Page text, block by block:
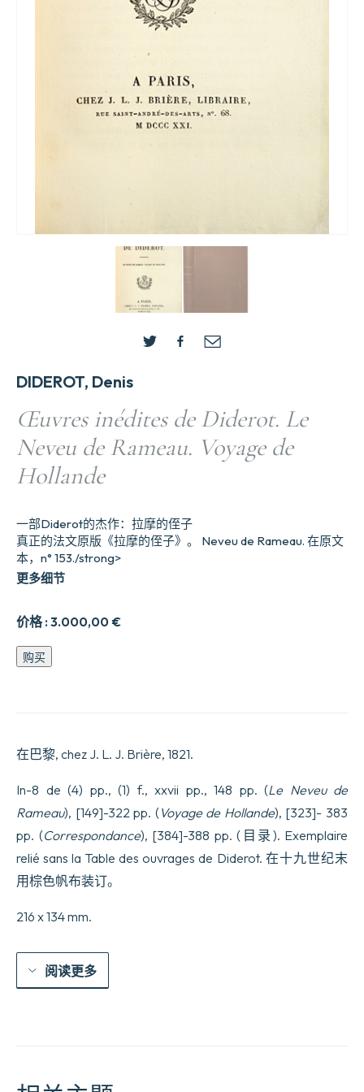
DIDEROT, Denis
Œuvres inédites de Diderot. Le
Neveu de Rameau. Voyage de
Hollande
价格 :3.000,00 €
一部Diderot的杰作：拉摩的侄子
真正的法文原版《拉摩的侄子》。 Neveu de Rameau. 在原文
本，n° 153./strong>
更多细节
0uvres
inédites
Rameau.
de
Hollande
数
量
购买
在巴黎, chez J. L. J. Brière, 1821.
In-8 de (4) pp., (1) f., xxvii pp., 148 pp. (Le Neveu de
Rameau), [149]-322 pp. (Voyage de Hollande), [323]- 383
pp. (Correspondance), [384]-388 pp. (目录). Exemplaire
relié sans la Table des ouvrages de Diderot. 在十九世纪末
用棕色帆布装订。
216 x 134 mm.
阅读更多